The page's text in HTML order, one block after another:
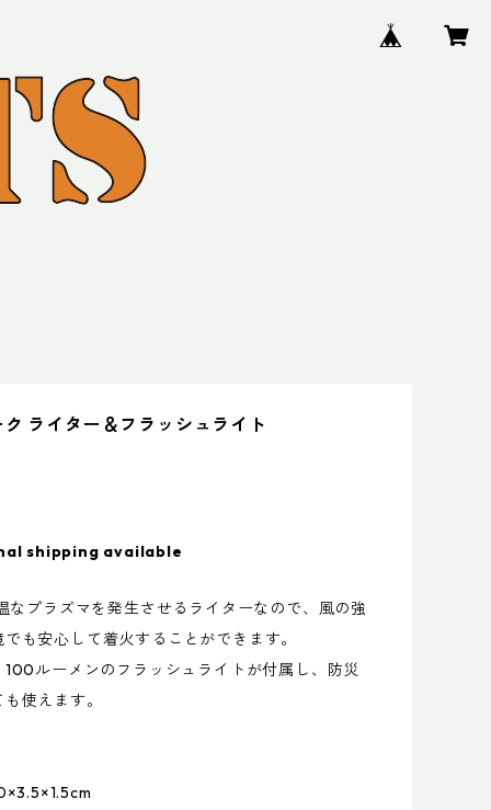
ライター＆フラッシュライト
shipping available
プラズマを発生させるライターなので、風の強
も安心して着火することができます。
100ルーメンのフラッシュライトが付属し、防災
使えます。